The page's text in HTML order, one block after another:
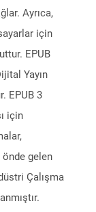
Ayrıca,
için
EPUB
Yayın
EPUB 3
için
gelen
Çalışma